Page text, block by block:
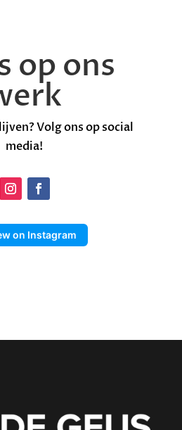
op ons
Volg ons op social
media!
on Instagram